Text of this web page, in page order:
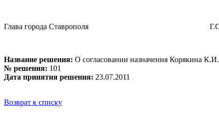
Глава города Ставрополя
Название решения: О согласовании назначения Корякина
№ решения: 101
Дата принятия решения: 23.07.2011
Возврат к списку